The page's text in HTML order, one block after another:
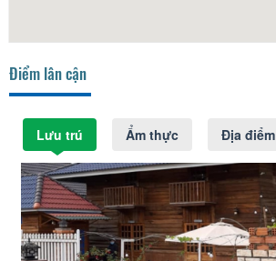
Điểm lân cận
Lưu trú Ẩm thực Địa điểm